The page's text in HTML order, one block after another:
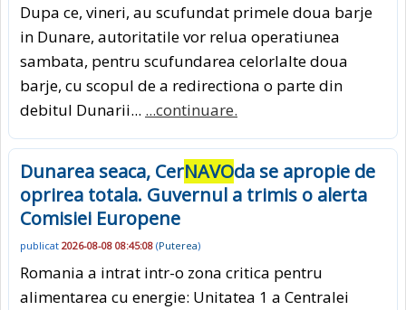
Dupa ce, vineri, au scufundat primele doua barje
in Dunare, autoritatile vor relua operatiunea
sambata, pentru scufundarea celorlalte doua
barje, cu scopul de a redirectiona o parte din
debitul Dunarii... ...continuare.
Dunarea seaca, CerNAVOda se apropie de
oprirea totala. Guvernul a trimis o alerta
Comisiei Europene
publicat 2026-08-08 08:45:08 (Puterea)
Romania a intrat intr-o zona critica pentru
alimentarea cu energie: Unitatea 1 a Centralei